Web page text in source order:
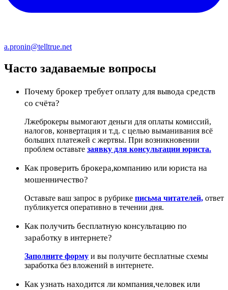
a.pronin@telltrue.net
Часто задаваемые вопросы
Почему брокер требует оплату для вывода средств
со счёта?
Лжеброкеры вымогают деньги для оплаты комиссий,
налогов, конвертация и т.д. с целью выманивания всё
больших платежей с жертвы. При возникновении
проблем оставьте заявку для консультации юриста.
Как проверить брокера,компанию или юриста на
мошенничество?
Оставьте ваш запрос в рубрике письма читателей, ответ
публикуется оперативно в течении дня.
Как получить бесплатную консультацию по
заработку в интернете?
Заполните форму и вы получите бесплатные схемы
заработка без вложений в интернете.
Как узнать находится ли компания,человек или